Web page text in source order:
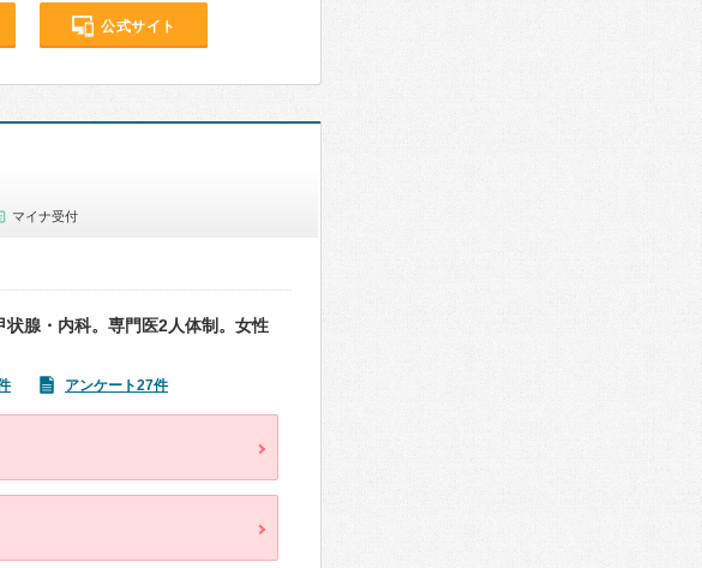
公式サイト
マイナ受付
腺・内科。専門医2人体制。女性
アンケート27件